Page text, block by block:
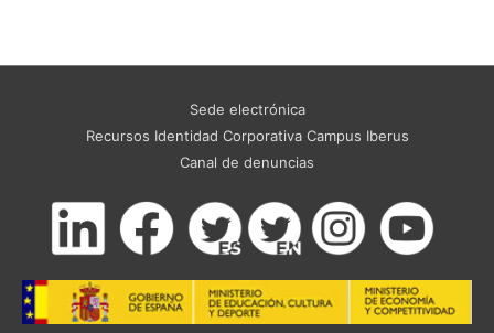
Sede electrónica
Recursos Identidad Corporativa Campus Iberus
Canal de denuncias